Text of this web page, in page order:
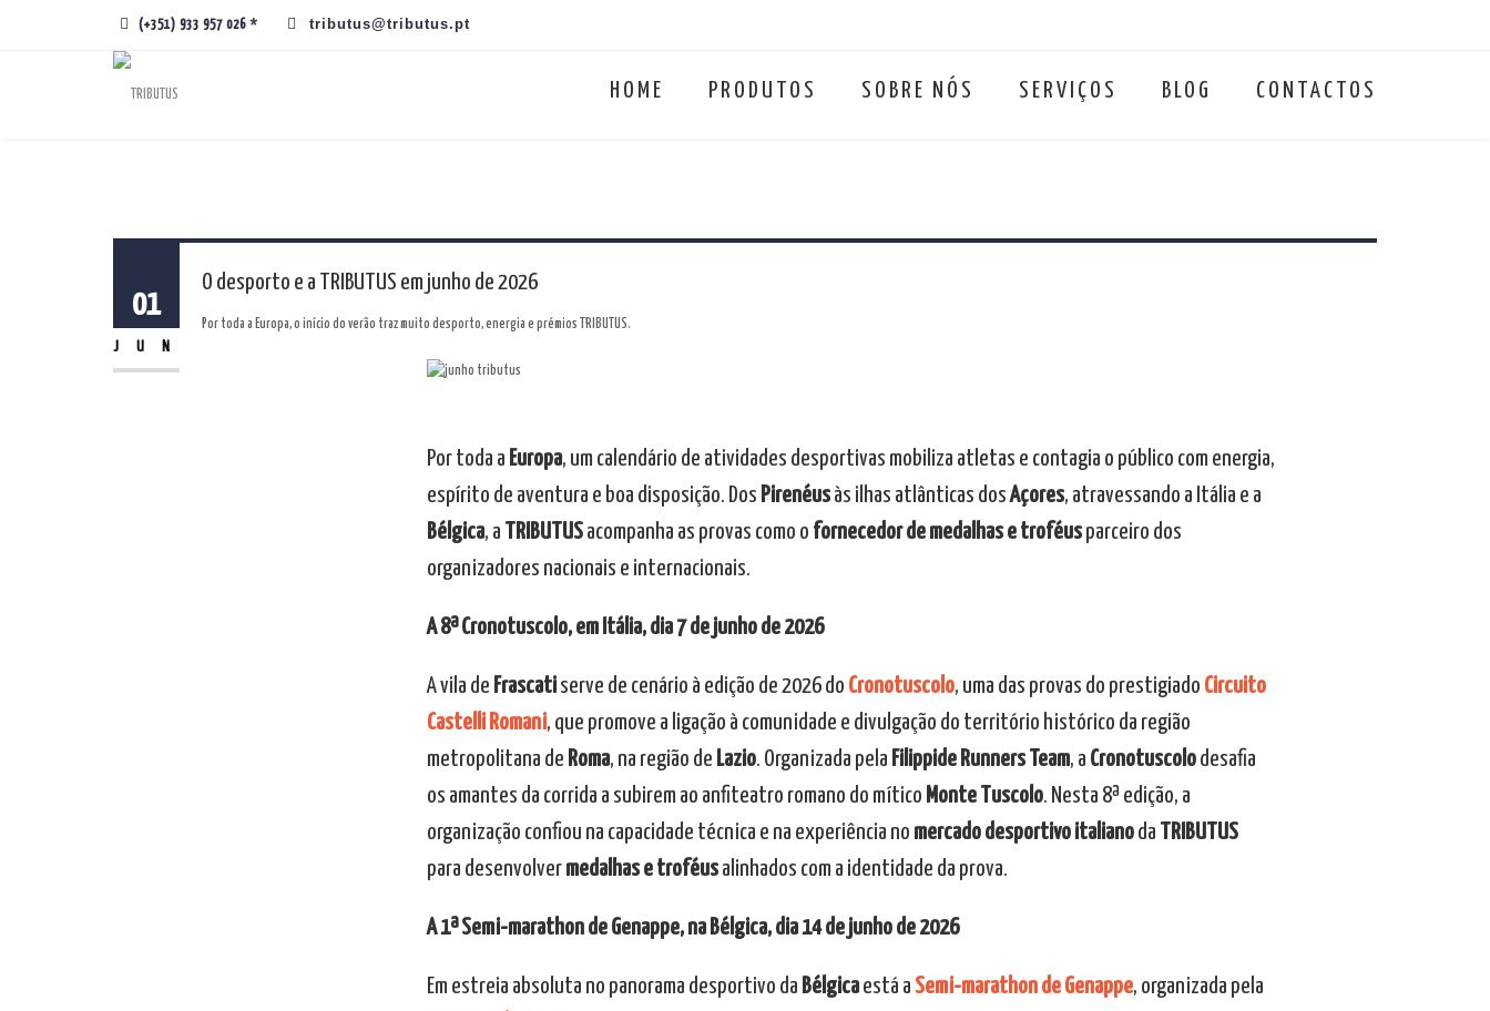
(+351) 933 957 026 * tributus@tributus.pt
HOME PRODUTOS SOBRE NÓS SERVIÇOS BLOG CONTACTOS
01
JUN
O desporto e a TRIBUTUS em junho de 2026
Por toda a Europa, o início do verão traz muito desporto, energia e prémios TRIBUTUS.
Por toda a Europa, um calendário de atividades desportivas mobiliza atletas e contagia o público com energia,
espírito de aventura e boa disposição. Dos Pirenéusàs ilhas atlânticas dosAçores, atravessando a Itália e a
Bélgica, a TRIBUTUSacompanha as provas como o fornecedor de medalhas e troféusparceiro dos
organizadores nacionais e internacionais.
A 8ª Cronotuscolo, em Itália, dia 7 de junho de 2026
A vila de Frascatiserve de cenário à edição de 2026 do Cronotuscolo, uma das provas do prestigiado Circuito
Castelli Romani, que promove a ligação à comunidade e divulgação do território histórico da região
metropolitana de Roma, na região de Lazio. Organizada pela Filippide Runners Team, a Cronotuscolodesafia
os amantes da corrida a subirem ao anfiteatro romano do mítico Monte Tuscolo. Nesta 8ª edição, a
organização confiou na capacidade técnica e na experiência no mercado desportivo italianoda
TRIBUTUS
para desenvolver medalhas e troféusalinhados com a identidade da prova.
A 1ª Semi-marathon de Genappe, na Bélgica, dia 14 de junho de 2026
Em estreia absoluta no panorama desportivo da Bélgicaestá a Semi-marathon de Genappe, organizada pela